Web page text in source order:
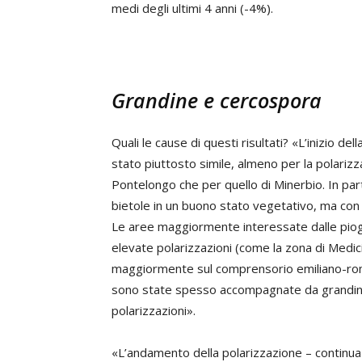
medi degli ultimi 4 anni (-4%).
Grandine e cercospora
Quali le cause di questi risultati? «L’inizio
stato piuttosto simile, almeno per la
Pontelongo che per quello di Minerbio. In
bietole in un buono stato vegetativo, ma
Le aree maggiormente interessate dalle
elevate polarizzazioni (come la zona di
maggiormente sul comprensorio emiliano-
sono state spesso accompagnate da
polarizzazioni».
«L’andamento della polarizzazione –